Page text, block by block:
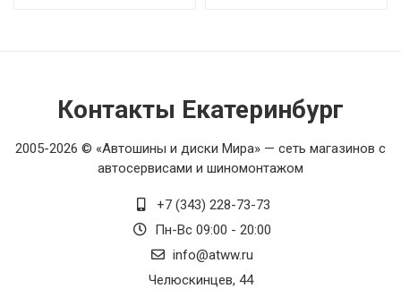
Контакты Екатеринбург
2005-2026 © «Автошины и диски Мира» — сеть магазинов с
автосервисами и шиномонтажом
+7 (343) 228-73-73
Пн-Вс 09:00 - 20:00
info@atww.ru
Челюскинцев, 44